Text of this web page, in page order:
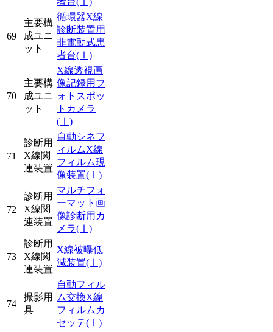
69
主要構
成ユニ
ット
循環器X線
診断装置用
非電動式患
者台(Ⅰ)
70
主要構
成ユニ
ット
X線透視画
像記録用フ
ォトスポッ
トカメラ
(Ⅰ)
71
診断用
X線関
連装置
自動シネフ
ィルムX線
フィルム現
像装置(Ⅰ)
72
診断用
X線関
連装置
マルチフォ
ーマット画
像診断用カ
メラ(Ⅰ)
73
診断用
X線関
連装置
X線被曝低
減装置(Ⅰ)
74
撮影用
具
自動フィル
ム交換X線
フィルムカ
セッテ(Ⅰ)